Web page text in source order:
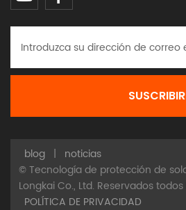
blog |
noticias
© Tecnología de protección de
Longkai Co., Ltd. Reservados
POLÍTICA DE PRIVACIDAD